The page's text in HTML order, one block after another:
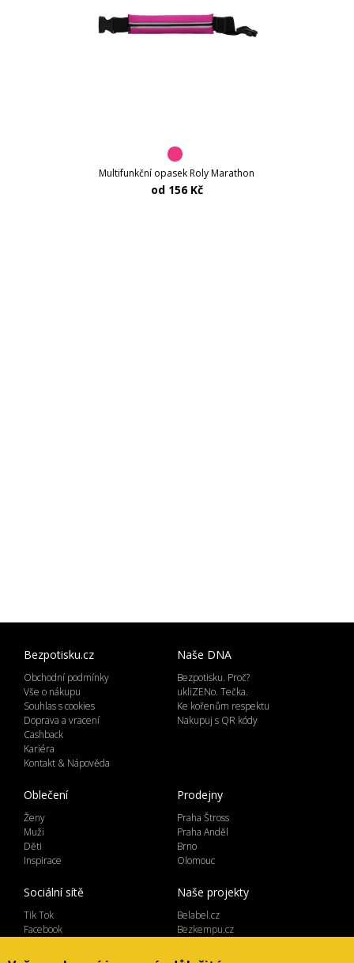
Multifunkční opasek Roly Marathon
od 156 Kč
Bezpotisku.cz
Obchodní podmínky
Vše o nákupu
Souhlas s cookies
Doprava a vracení
Cashback
Kariéra
Kontakt & Nápověda
Naše DNA
Bezpotisku. Proč?
ukliZENo. Tečka.
Ke kořenům respektu
Nakupuj s QR kódy
Oblečení
Ženy
Muži
Děti
Inspirace
Prodejny
Praha Štross
Praha Anděl
Brno
Olomouc
Sociální sítě
Tik Tok
Facebook
Naše projekty
Belabel.cz
Bezkempu.cz